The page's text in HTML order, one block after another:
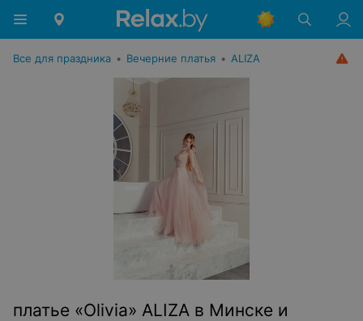
Все для праздника • Вечерние платья • ALIZA
платье «Olivia» ALIZA в Минске и